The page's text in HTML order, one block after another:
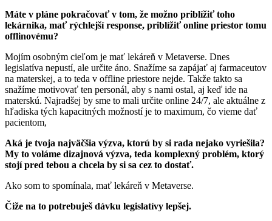
Máte v pláne pokračovať v tom, že možno priblížiť toho
lekárnika, mať rýchlejší response, priblížiť online priestor tomu
offlinovému?
Mojím osobným cieľom je mať lekáreň v Metaverse. Dnes
legislatíva nepustí, ale určite áno. Snažíme sa zapájať aj farmaceutov
na materskej, a to teda v offline priestore nejde. Takže takto sa
snažíme motivovať ten personál, aby s nami ostal, aj keď ide na
materskú. Najradšej by sme to mali určite online 24/7, ale aktuálne z
hľadiska tých kapacitných možností je to maximum, čo vieme dať
pacientom,
Aká je tvoja najväčšia výzva, ktorú by si rada nejako vyriešila?
My to voláme dizajnová výzva, teda komplexný problém, ktorý
stojí pred tebou a chcela by si sa cez to dostať.
Ako som to spomínala, mať lekáreň v Metaverse.
Čiže na to potrebuješ dávku legislatívy lepšej.